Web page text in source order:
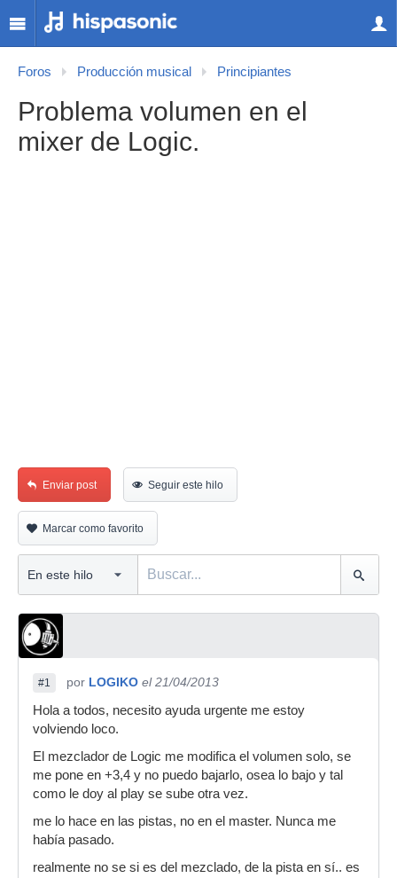
Foros Producción musical Principiantes
Problema volumen en el
mixer de Logic.
Enviar post Seguir este hilo
Marcar como favorito
#1 por LOGIKO el 21/04/2013
Hola a todos, necesito ayuda urgente me estoy
volviendo loco.
El mezclador de Logic me modifica el volumen solo, se
me pone en +3,4 y no puedo bajarlo, osea lo bajo y tal
como le doy al play se sube otra vez.
me lo hace en las pistas, no en el master. Nunca me
había pasado.
realmente no se si es del mezclado, de la pista en sí.. es